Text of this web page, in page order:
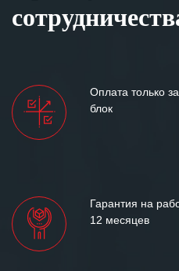
Оплата только
блок
Гарантия на
12 месяцев